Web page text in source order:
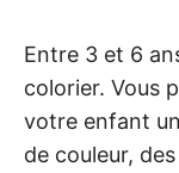
Entre 3 et 6
colorier. Vous
votre enfant
de couleur,